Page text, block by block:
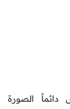
دائماً الصورة